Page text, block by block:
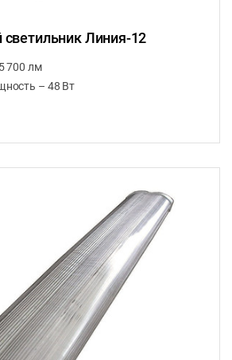
Линия-12
700 лм
– 48 Вт